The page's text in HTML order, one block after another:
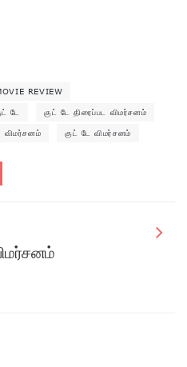
REVIEW
டே குட் டே திரைப்பட விமர்சனம்
விமர்சனம் குட் டே விமர்சனம்